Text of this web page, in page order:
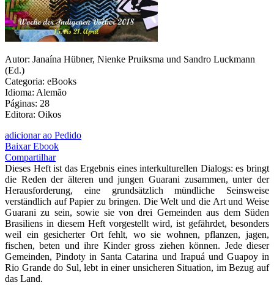
Autor: Janaína Hübner, Nienke Pruiksma und Sandro Luckmann
(Ed.)
Categoria: eBooks
Idioma: Alemão
Páginas: 28
Editora: Oikos
adicionar ao Pedido
Baixar Ebook
Compartilhar
Dieses Heft ist das Ergebnis eines interkulturellen Dialogs: es bringt
die Reden der älteren und jungen Guarani zusammen, unter der
Herausforderung, eine grundsätzlich mündliche Seinsweise
verständlich auf Papier zu bringen. Die Welt und die Art und Weise
Guarani zu sein, sowie sie von drei Gemeinden aus dem Süden
Brasiliens in diesem Heft vorgestellt wird, ist gefährdet, besonders
weil ein gesicherter Ort fehlt, wo sie wohnen, pflanzen, jagen,
fischen, beten und ihre Kinder gross ziehen können. Jede dieser
Gemeinden, Pindoty in Santa Catarina und Irapuá und Guapoy in
Rio Grande do Sul, lebt in einer unsicheren Situation, im Bezug auf
das Land.